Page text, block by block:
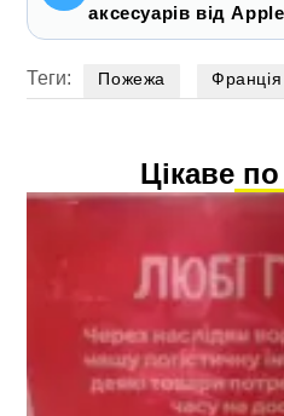
аксесуарів від
Теги: Пожежа Франція
Цікаве по